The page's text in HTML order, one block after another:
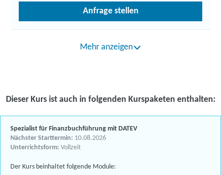
Anfrage stellen
Mehr anzeigen
Dieser Kurs ist auch in folgenden Kurspaketen enthalten:
Spezialist für Finanzbuchführung mit DATEV
Nächster Starttermin: 10.08.2026
Unterrichtsform: Vollzeit
Der Kurs beinhaltet folgende Module: